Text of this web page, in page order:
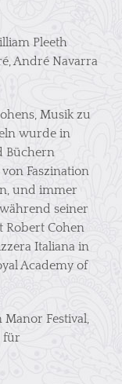
Pleeth
André Navarra
Musik zu
wurde in
Büchern
Faszination
und immer
seiner
Robert Cohen
Italiana in
Academy of
Manor Festival,
für